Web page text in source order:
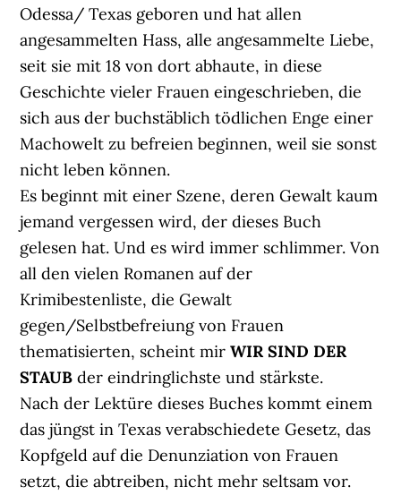
Odessa/ Texas geboren und hat allen
angesammelten Hass, alle angesammelte Liebe,
seit sie mit 18 von dort abhaute, in diese
Geschichte vieler Frauen eingeschrieben, die
sich aus der buchstäblich tödlichen Enge einer
Machowelt zu befreien beginnen, weil sie sonst
nicht leben können.
Es beginnt mit einer Szene, deren Gewalt kaum
jemand vergessen wird, der dieses Buch
gelesen hat. Und es wird immer schlimmer. Von
all den vielen Romanen auf der
Krimibestenliste, die Gewalt
gegen/Selbstbefreiung von Frauen
thematisierten, scheint mirWIR SIND DER
STAUB der eindringlichste und stärkste.
Nach der Lektüre dieses Buches kommt einem
das jüngst in Texas verabschiedete Gesetz, das
Kopfgeld auf die Denunziation von Frauen
setzt, die abtreiben, nicht mehr seltsam vor.